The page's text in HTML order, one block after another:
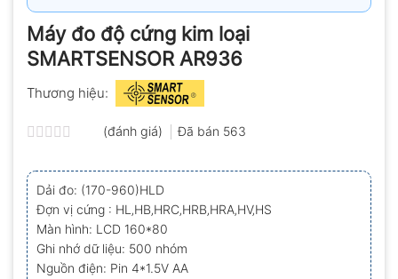
Máy đo độ cứng kim loại
SMARTSENSOR AR936
Thương hiệu:
xếp
hạng
0.0
5
sao
(đánh giá) Đã bán 563
Dải đo: (170-960)HLD
Đợn vị cứng : HL‚HB‚HRC‚HRB‚HRA‚HV‚HS
Màn hình: LCD 160*80
Ghi nhớ dữ liệu: 500 nhóm
Nguồn điện: Pin 4*1.5V AA